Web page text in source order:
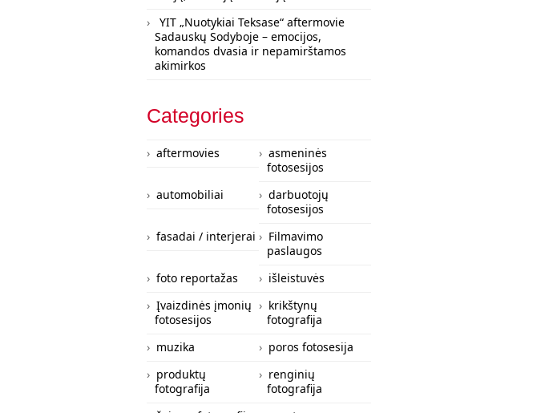
YIT „Nuotykiai Teksase“ aftermovie
Sadauskų Sodyboje – emocijos,
komandos dvasia ir nepamirštamos
akimirkos
Categories
aftermovies
asmeninės
fotosesijos
automobiliai
darbuotojų
fotosesijos
fasadai / interjerai
Filmavimo
paslaugos
foto reportažas
išleistuvės
Įvaizdinės įmonių
fotosesijos
krikštynų
fotografija
muzika
poros fotosesija
produktų
fotografija
renginių
fotografija